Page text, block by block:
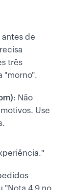
de
três
"morno".
: Não
Use